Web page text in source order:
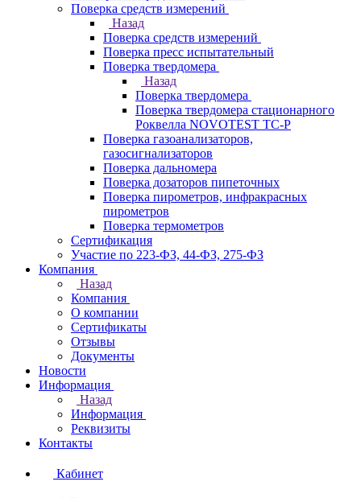
Поверка средств измерений
Назад
Поверка средств измерений
Поверка пресс испытательный
Поверка твердомера
Назад
Поверка твердомера
Поверка твердомера стационарного
Роквелла NOVOTEST TС-Р
Поверка газоанализаторов,
газосигнализаторов
Поверка дальномера
Поверка дозаторов пипеточных
Поверка пирометров, инфракрасных
пирометров
Поверка термометров
Сертификация
Участие по 223-ФЗ, 44-ФЗ, 275-ФЗ
Компания
Назад
Компания
О компании
Сертификаты
Отзывы
Документы
Новости
Информация
Назад
Информация
Реквизиты
Контакты
Кабинет